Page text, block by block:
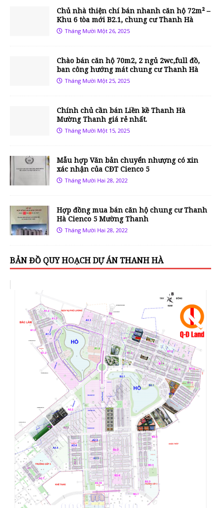
Chủ nhà thiện chí bán nhanh căn hộ 72m² –
Khu 6 tòa mới B2.1, chung cư Thanh Hà
Tháng Mười Một 26, 2025
Chào bán căn hộ 70m2, 2 ngủ 2wc,full đồ,
ban công hướng mát chung cư Thanh Hà
Tháng Mười Một 25, 2025
Chính chủ cần bán Liền kề Thanh Hà
Mường Thanh giá rẻ nhất.
Tháng Mười Một 15, 2025
Mẫu hợp Văn bản chuyển nhượng có xin
xác nhận của CĐT Cienco 5
Tháng Mười Hai 28, 2022
Hợp đồng mua bán căn hộ chung cư Thanh
Hà Cienco 5 Mường Thanh
Tháng Mười Hai 28, 2022
BẢN ĐỒ QUY HOẠCH DỰ ÁN THANH HÀ